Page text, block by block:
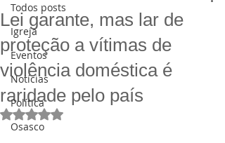
Todos posts
Igreja
Eventos
Notícias
Política
Osasco
Lei garante, mas lar de
proteção a vítimas de
violência doméstica é
raridade pelo país
Avaliado com NaN de 5 estrelas.